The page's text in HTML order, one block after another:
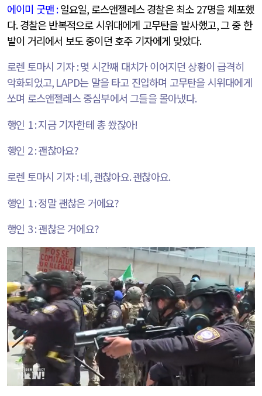
에이미 굿맨 :일요일, 로스앤젤레스 경찰은 최소 27명을 체포했
다.경찰은 반복적으로 시위대에게 고무탄을 발사했고,그 중 한
발이 거리에서 보도 중이던 호주 기자에게 맞았다.
로렌 토마시 기자:몇 시간째 대치가 이어지던 상황이 급격히
악화되었고, LAPD는 말을 타고 진입하며 고무탄을 시위대에게
쏘며 로스앤젤레스 중심부에서 그들을 몰아냈다.
행인 1 :지금 기자한테 총 쐈잖아!
행인 2 :괜찮아요?
로렌 토마시 기자:네,괜찮아요.괜찮아요.
행인 1 :정말 괜찮은 거에요?
행인 3 :괜찮은 거에요?